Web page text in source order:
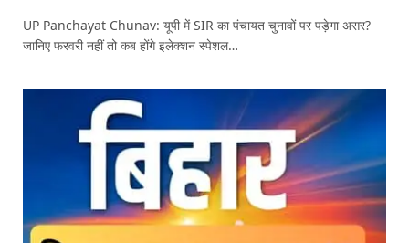
UP Panchayat Chunav: यूपी में SIR का पंचायत चुनावों पर पड़ेगा असर?
जानिए फरवरी नहीं तो कब होंगे इलेक्शन स्पेशल…